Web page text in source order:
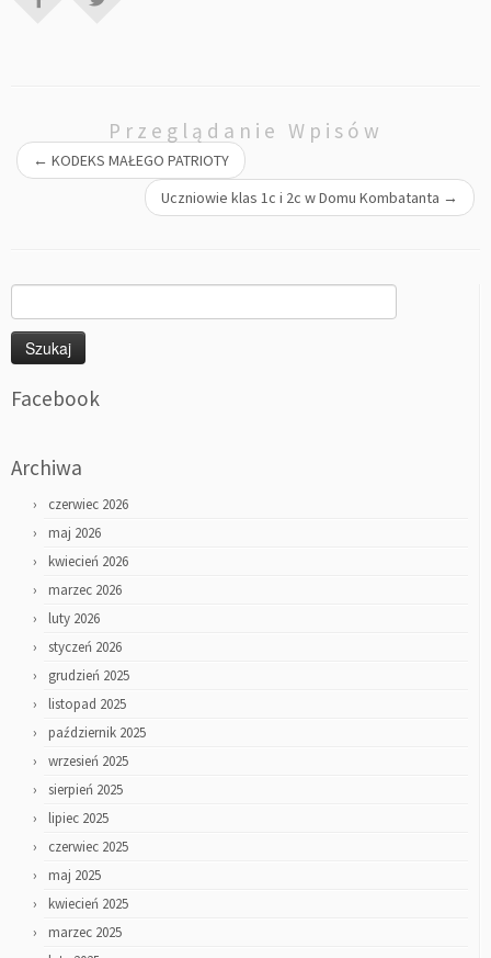
Przeglądanie Wpisów
← KODEKS MAŁEGO PATRIOTY
Uczniowie klas 1c i 2c w Domu Kombatanta →
Facebook
Archiwa
czerwiec 2026
maj 2026
kwiecień 2026
marzec 2026
luty 2026
styczeń 2026
grudzień 2025
listopad 2025
październik 2025
wrzesień 2025
sierpień 2025
lipiec 2025
czerwiec 2025
maj 2025
kwiecień 2025
marzec 2025